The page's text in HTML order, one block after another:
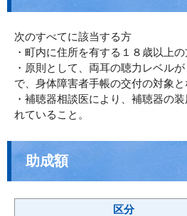
次のすべてに該当する方
・町内に住所を有する１８歳以上の
・原則として、両耳の聴力レベル
で、身体障害者手帳の交付の対象と
・補聴器相談医により、補聴器の
れていること。
助成額
区分